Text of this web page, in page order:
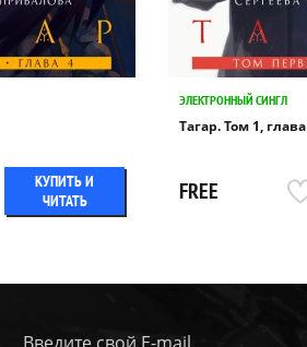
КУПИТЬ И
ЧИТАТЬ
ЭЛЕКТРОННЫЙ СИНГЛ
Тагар. Том 1, глава
FREE